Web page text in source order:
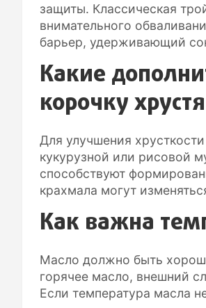
защиты. Классическая
внимательного
барьер, удерживающий
Какие
корочку
Для улучшения
кукурузной или рисовой
способствуют
крахмала могут
Как важна
Масло должно быть
горячее масло, внешний
Если температура масла